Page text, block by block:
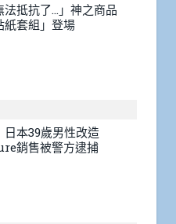
法抵抗了…」神之商品
套組」登場
本39歲男性改造
銷售被警方逮捕